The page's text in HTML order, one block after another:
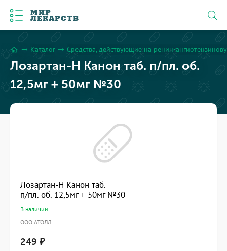
МИР
ЛЕКАРСТВ
home arrow_right_alt Каталог arrow_right_alt Средства, действующие на ренин-
Лозартан-Н Канон таб. п/пл. об.
12,5мг + 50мг №30
Лозартан-Н Канон таб.
п/пл. об. 12,5мг + 50мг №30
В наличии
ООО АТОЛЛ
249